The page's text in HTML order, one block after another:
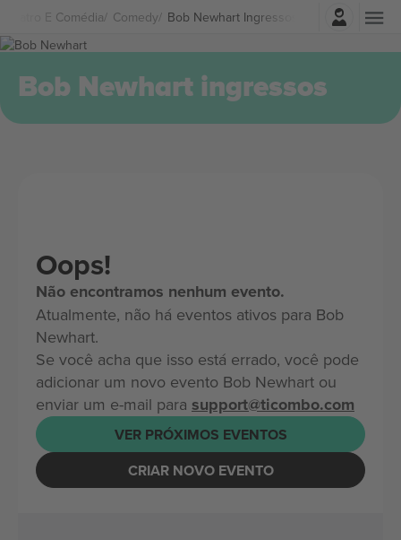
Teatro E Comédia Comedy Bob Newhart Ingressos
Entrar
Bob Newhart ingressos
Oops!
Não encontramos nenhum evento.
Atualmente, não há eventos ativos para Bob
Newhart.
Se você acha que isso está errado, você pode
adicionar um novo evento Bob Newhart ou
enviar um e-mail para support@ticombo.com
VER PRÓXIMOS EVENTOS
CRIAR NOVO EVENTO